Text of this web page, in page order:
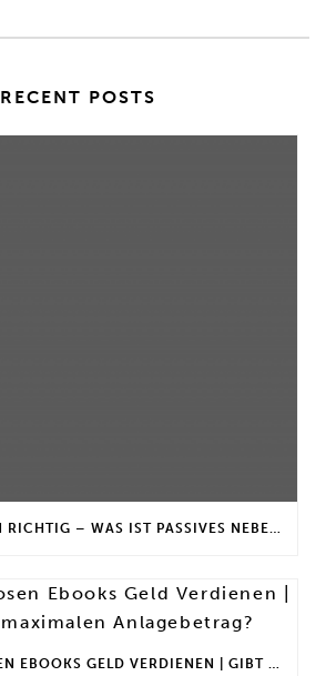
RECENT POSTS
GELD VERDIENEN RICHTIG – WAS IST PASSIVES NEBENEINKOMMEN?
MIT KOSTENLOSEN EBOOKS GELD VERDIENEN | GIBT ES EINEN MAXIMALEN ANLAGEBETRAG?